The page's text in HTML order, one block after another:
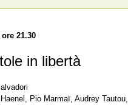
21.30
in libertà
Pio Marmaï, Audrey Tautou,